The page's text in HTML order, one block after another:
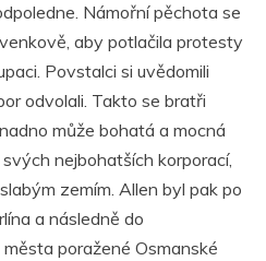
Námořní pěchota se
aby potlačila protesty
Povstalci si uvědomili
odvolali. Takto se bratři
může bohatá a mocná
nejbohatších korporací,
zemím. Allen byl pak po
a následně do
poražené Osmanské